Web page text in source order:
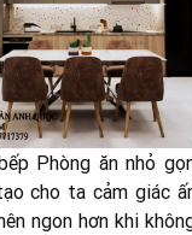
Phòng ăn nhỏ
cho ta cảm giác
ngon hơn khi